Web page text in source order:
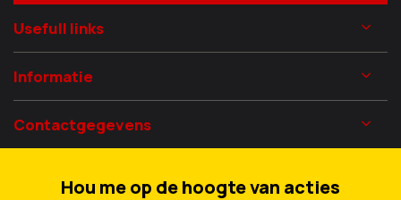
Usefull links
Informatie
Contactgegevens
Hou me op de hoogte van acties